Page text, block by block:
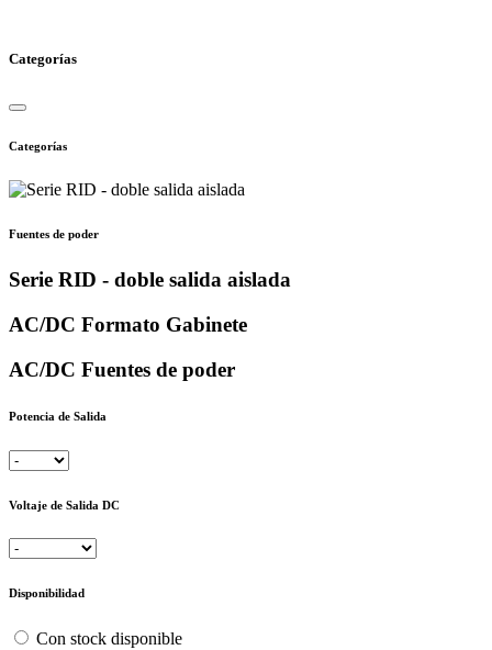
Categorías
Categorías
Fuentes de poder
Serie RID - doble salida aislada
AC/DC Formato Gabinete
AC/DC Fuentes de poder
Potencia de Salida
Voltaje de Salida DC
Disponibilidad
Con stock disponible